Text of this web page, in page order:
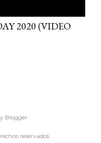
2020 (VIDEO
Blogger
reservados